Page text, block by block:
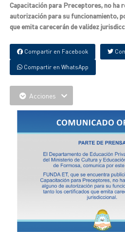
Capacitación para Preceptores, no ha
autorización para su funcionamiento,
que emita carecerán de validez
Compartir en Facebook
Compartir en WhatsApp
Acciones